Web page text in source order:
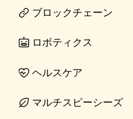
ブロックチェーン
ロボティクス
ヘルスケア
マルチスピーシーズ